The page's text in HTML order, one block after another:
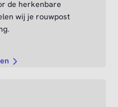
de herkenbare
wij je rouwpost